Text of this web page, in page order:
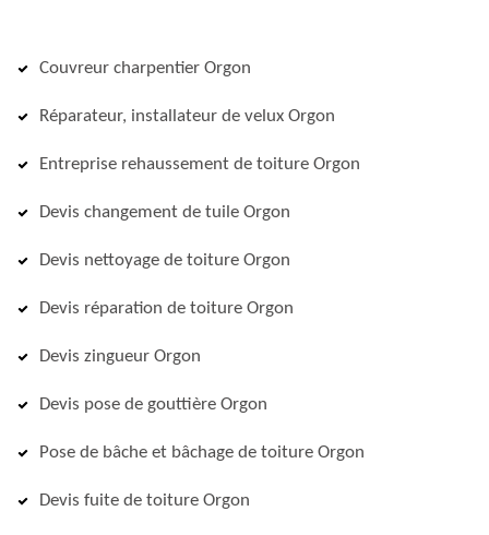
Couvreur charpentier Orgon
Réparateur, installateur de velux Orgon
Entreprise rehaussement de toiture Orgon
Devis changement de tuile Orgon
Devis nettoyage de toiture Orgon
Devis réparation de toiture Orgon
Devis zingueur Orgon
Devis pose de gouttière Orgon
Pose de bâche et bâchage de toiture Orgon
Devis fuite de toiture Orgon